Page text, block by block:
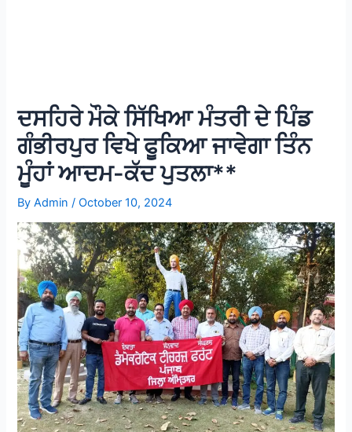
ਦਸਹਿਰੇ ਮੌਕੇ ਸਿੱਖਿਆ ਮੰਤਰੀ ਦੇ ਪਿੰਡ
ਗੰਭੀਰਪੁਰ ਵਿਖੇ ਫੂਕਿਆ ਜਾਵੇਗਾ ਤਿੰਨ
ਮੂੰਹਾਂ ਆਦਮ-ਕੱਦ ਪੁਤਲਾ**
ByAdmin/October 10, 2024